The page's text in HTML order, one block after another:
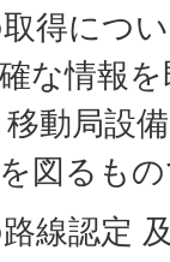
得につ
な情報
動局設
図るも
線認定